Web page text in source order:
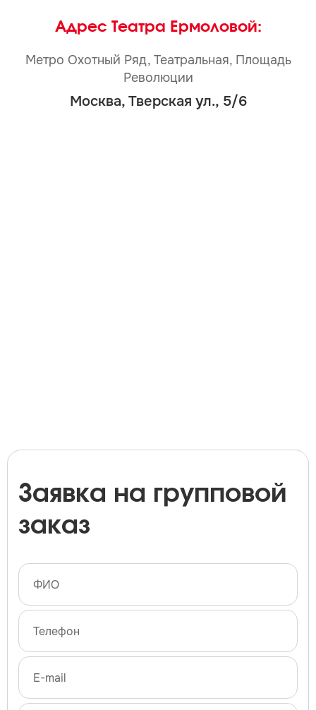
Адрес Театра Ермоловой:
Метро Охотный Ряд, Театральная, Площадь
Революции
Москва, Тверская ул., 5/6
Заявка на групповой
заказ